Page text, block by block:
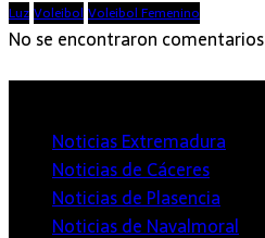
Luz Voleibol Voleibol Femenino
No se encontraron comentarios
Noticias Extremadura
Noticias de Cáceres
Noticias de Plasencia
Noticias de Navalmoral